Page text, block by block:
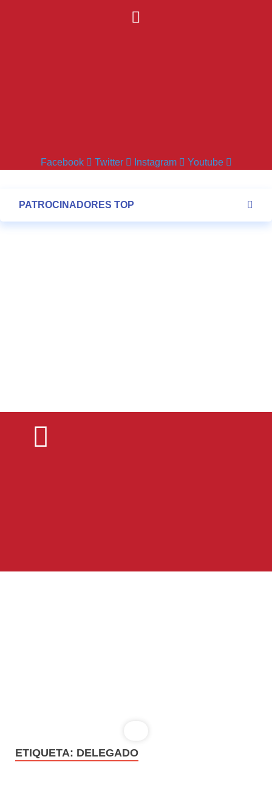
Facebook Twitter Instagram Youtube
PATROCINADORES TOP
ETIQUETA: DELEGADO